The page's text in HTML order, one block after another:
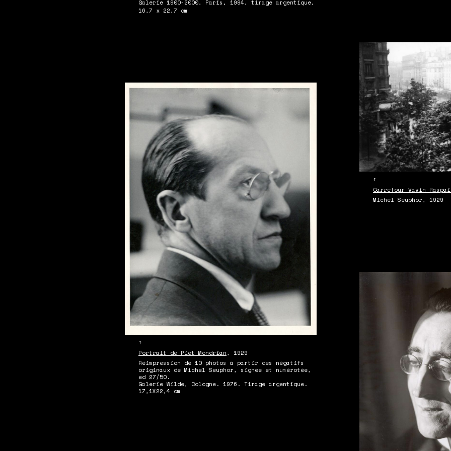
Galerie 1900-2000, Paris, 1994, tirage argentique,
16,7 x 22,7 cm
↑
Portrait de Piet Mondrian, 1929
Réimpression de 10 photos à partir des négatifs
originaux de Michel Seuphor, signée et numérotée,
ed 27/50.
Galerie Wilde, Cologne. 1976. Tirage argentique.
17,1X22,4 cm
↑
Carrefour Vavin
Michel Seuphor, 1929